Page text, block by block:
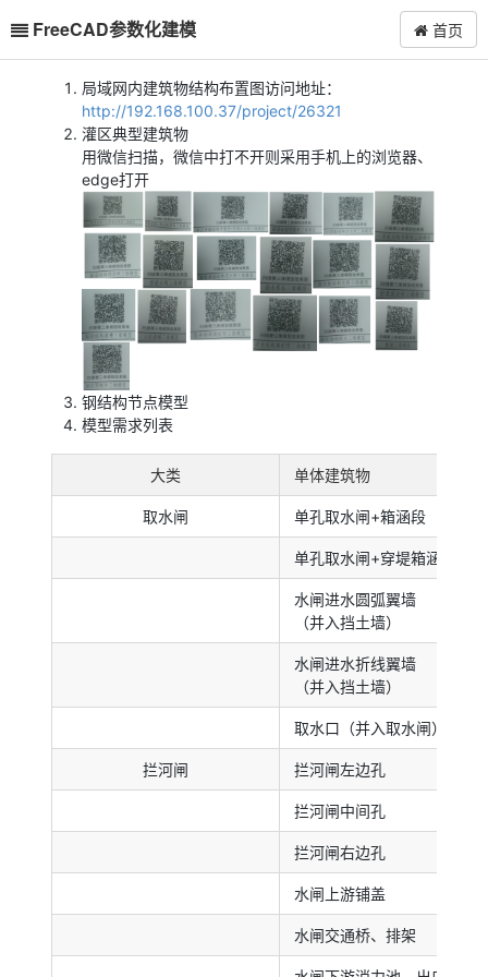
FreeCAD参数化建模 首页
局域网内建筑物结构布置图访问地址：
http://192.168.100.37/project/26321
灌区典型建筑物
用微信扫描，微信中打不开则采用手机上的浏览器、
edge打开
钢结构节点模型
模型需求列表
大类 单体建筑物
取水闸 单孔取水闸+箱涵段
单孔取水闸+穿堤箱涵段
水闸进水圆弧翼墙
（并入挡土墙）
水闸进水折线翼墙
（并入挡土墙）
取水口（并入取水闸）
拦河闸 拦河闸左边孔
拦河闸中间孔
拦河闸右边孔
水闸上游铺盖
水闸交通桥、排架